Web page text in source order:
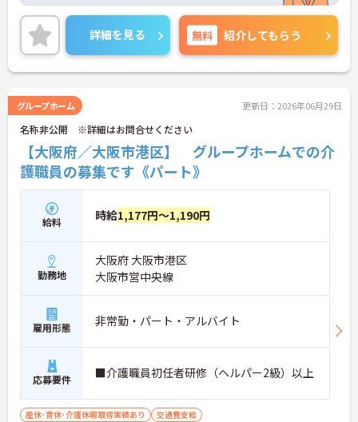
構築しています。資格手当や年2回の評価面談など、
専門資格と成果が収入に直結する仕組みが整ってい
ます。夜勤なしの完全週休2日制（曜日固定）を採用
し、日々の記録業務はスマートフォンで完結するた
め、施設勤務特有の不規則なシフトや煩雑な事務作
談で不安を解消できるフォロー体制もあり、介護福
祉士の資格取得やサ責や管理者への着実なキャリア
アップを目指す有資格者の方に推奨できる環境で
す。
★おすすめPOINT★
【夜勤なし・曜日固定の休日で、身体への負担を抑
えた働き方が実現できます】
・8:00～19:00の間での実働8時間勤務で夜勤が存在
しないため、生活リズムを整えながら健康的に働き
続けることができます
・完全週休2日制（曜日固定）を採用していること
により、先々の予定が立てやすくプライベートの時
【専門資格を活かした収入アップと明確なキャリア
形成が期待できます】
・資格手当が支給されるほか、年2回の評価面談で
個人の頑張りが給与に還元される仕組みが整ってい
ます
・サービス提供責任者や管理者へのキャリアアップ
も目指せます
詳細を見る 無料 紹介してもらう
グループホーム 更新日：2026年06月29日
名称非公開 ※詳細はお問合せください
【大阪府／大阪市港区】 グループホームでの介
護職員の募集です《パート》
給料 時給1,177円～1,190円
勤務地
大阪府 大阪市港区
大阪市営中央線
雇用形態 非常勤・パート・アルバイト
応募要件 ■介護職員初任者研修（ヘルパー2級）以上
産休･育休･介護休暇取得実績あり 交通費支給